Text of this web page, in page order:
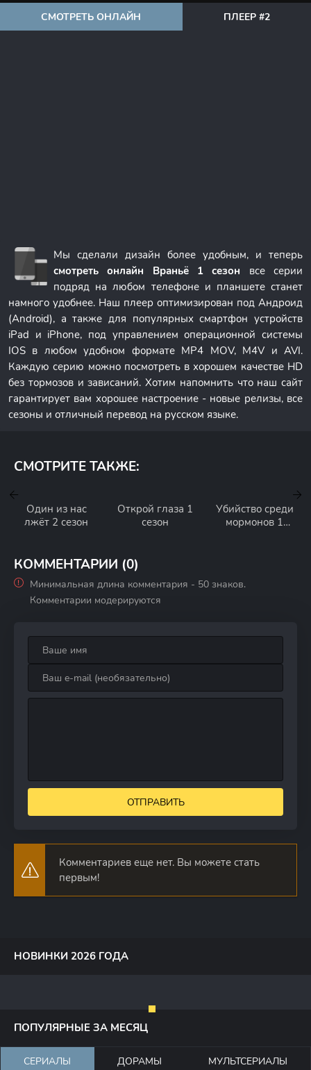
СМОТРЕТЬ ОНЛАЙН ПЛЕЕР #2
Мы сделали дизайн более удобным, и теперь
смотреть онлайн Враньё 1 сезон все серии
подряд на любом телефоне и планшете станет
намного удобнее. Наш плеер оптимизирован под Андроид
(Android), а также для популярных смартфон устройств
iPad и iPhone, под управлением операционной системы
IOS в любом удобном формате MP4 MOV, M4V и AVI.
Каждую серию можно посмотреть в хорошем качестве HD
без тормозов и зависаний. Хотим напомнить что наш сайт
гарантирует вам хорошее настроение - новые релизы, все
сезоны и отличный перевод на русском языке.
СМОТРИТЕ ТАКЖЕ:
Один из нас
лжёт 2 сезон
Открой глаза 1
сезон
Убийство среди
мормонов 1
КОММЕНТАРИИ (0)
Минимальная длина комментария - 50 знаков.
Комментарии модерируются
ОТПРАВИТЬ
Комментариев еще нет. Вы можете стать
первым!
НОВИНКИ 2026 ГОДА
ПОПУЛЯРНЫЕ ЗА МЕСЯЦ
СЕРИАЛЫ ДОРАМЫ МУЛЬТСЕРИАЛЫ